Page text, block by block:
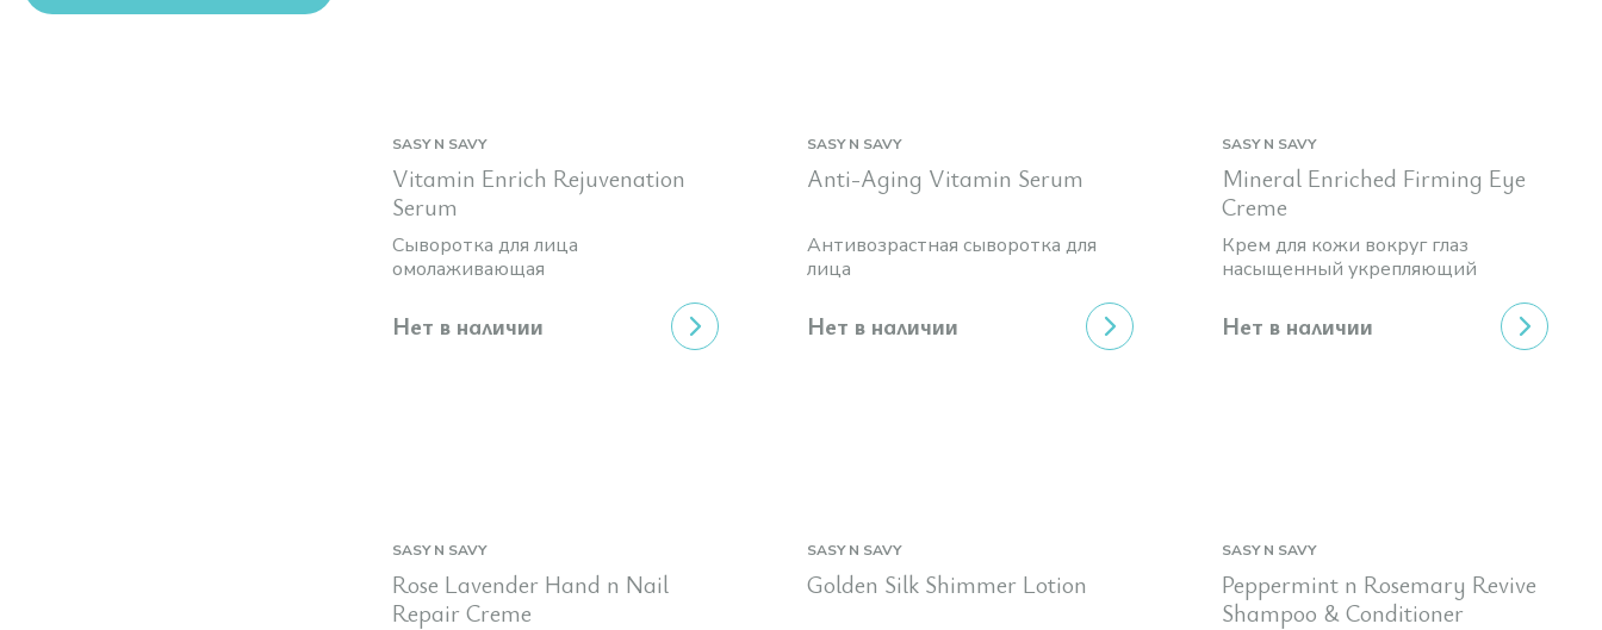
SASY N SAVY
Vitamin Enrich Rejuvenation
Serum
Сыворотка для лица
омолаживающая
Нет в наличии
SASY N SAVY
Anti-Aging Vitamin Serum
Антивозрастная сыворотка для
лица
Нет в наличии
SASY N SAVY
Mineral Enriched Firming Eye
Creme
Крем для кожи вокруг глаз
насыщенный укрепляющий
Нет в наличии
SASY N SAVY
Rose Lavender Hand n Nail
Repair Creme
SASY N SAVY
Golden Silk Shimmer Lotion
SASY N SAVY
Peppermint n Rosemary Revive
Shampoo & Conditioner